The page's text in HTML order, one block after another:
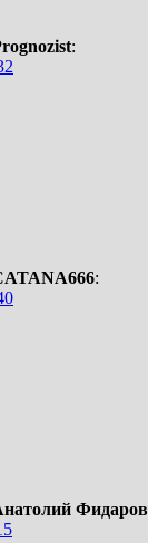
:
:
Фидаров